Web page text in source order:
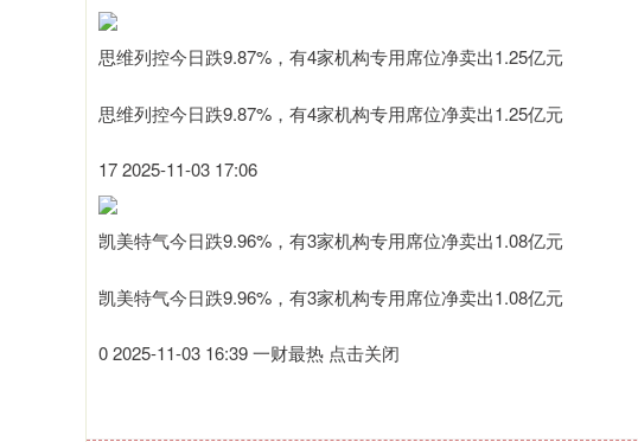
思维列控今日跌9.87%，有4家机构专用席位净卖出1.25亿元
思维列控今日跌9.87%，有4家机构专用席位净卖出1.25亿元
17 2025-11-03 17:06
凯美特气今日跌9.96%，有3家机构专用席位净卖出1.08亿元
凯美特气今日跌9.96%，有3家机构专用席位净卖出1.08亿元
0 2025-11-03 16:39 一财最热 点击关闭